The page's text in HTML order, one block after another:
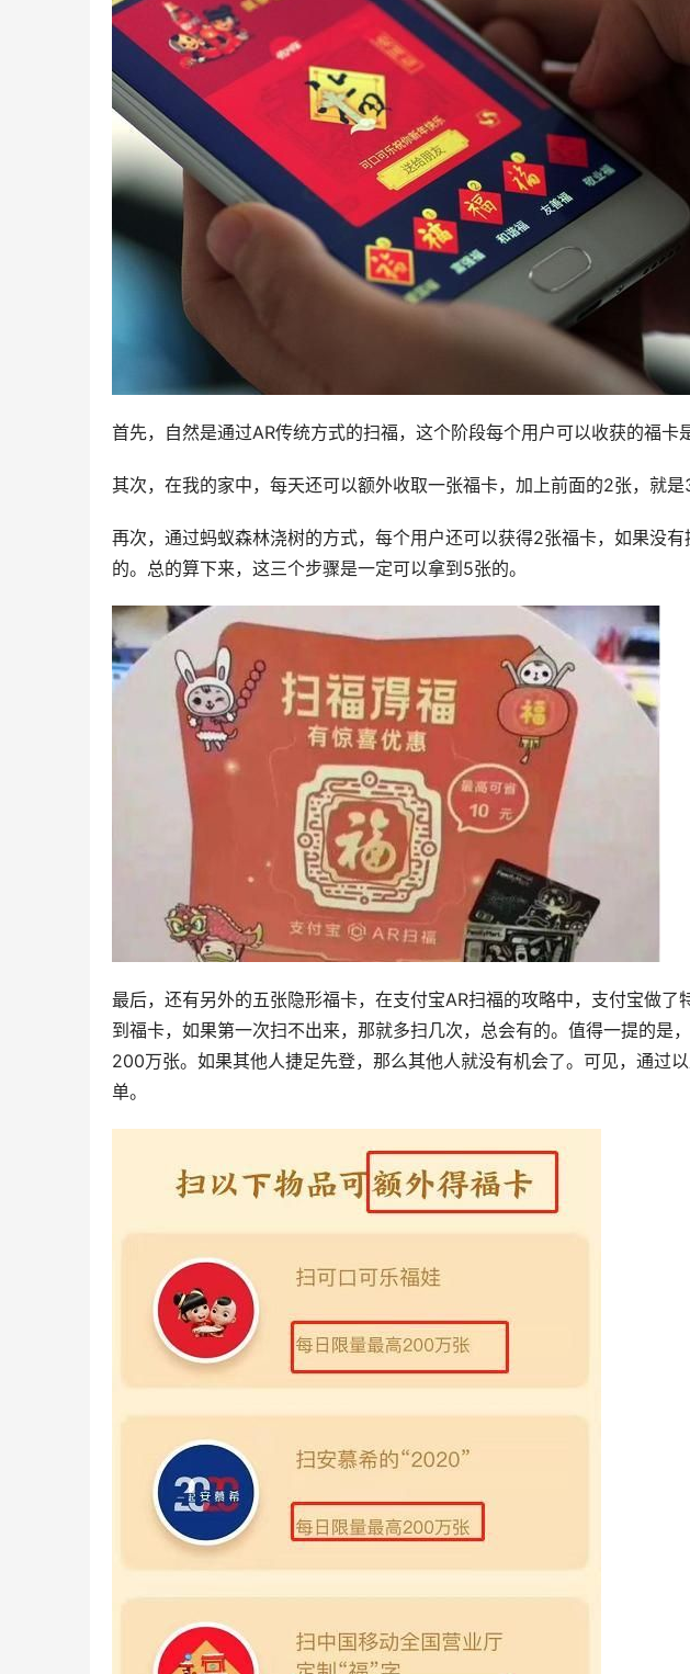
首先，自然是通过AR传统方式的扫福，这个阶段每个用户可以收获的福卡
其次，在我的家中，每天还可以额外收取一张福卡，加上前面的2张，就是3
再次，通过蚂蚁森林浇树的方式，每个用户还可以获得2张福卡，如果没
的。总的算下来，这三个步骤是一定可以拿到5张的。
最后，还有另外的五张隐形福卡，在支付宝AR扫福的攻略中，支付宝做
到福卡，如果第一次扫不出来，那就多扫几次，总会有的。值得一提的是
200万张。如果其他人捷足先登，那么其他人就没有机会了。可见，通过
单。